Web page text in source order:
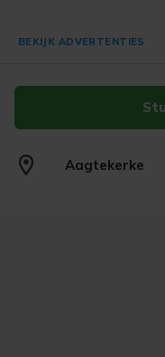
BEKIJK ADVERTENTIES
Aagtekerke